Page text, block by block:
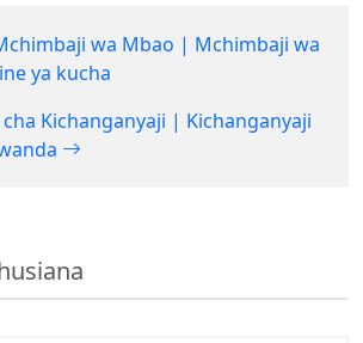
wa Mbao | Mchimbaji wa
ya kucha
Kichanganyaji | Kichanganyaji